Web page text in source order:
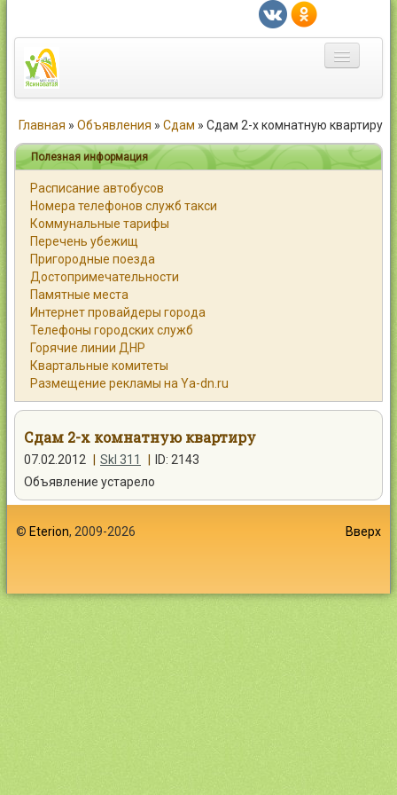
Город
Статьи
Каталог
Справочник
Работа
Объявления
Помощь
Контакты
Главная » Объявления » Сдам » Сдам 2-х комнатную квартиру
Полезная информация
Расписание автобусов
Номера телефонов служб такси
Коммунальные тарифы
Перечень убежищ
Пригородные поезда
Достопримечательности
Памятные места
Интернет провайдеры города
Телефоны городских служб
Горячие линии ДНР
Квартальные комитеты
Размещение рекламы на Ya-dn.ru
Сдам 2-х комнатную квартиру
07.02.2012 Skl 311
ID: 2143
Объявление устарело
© Eterion, 2009-2026 Вверх